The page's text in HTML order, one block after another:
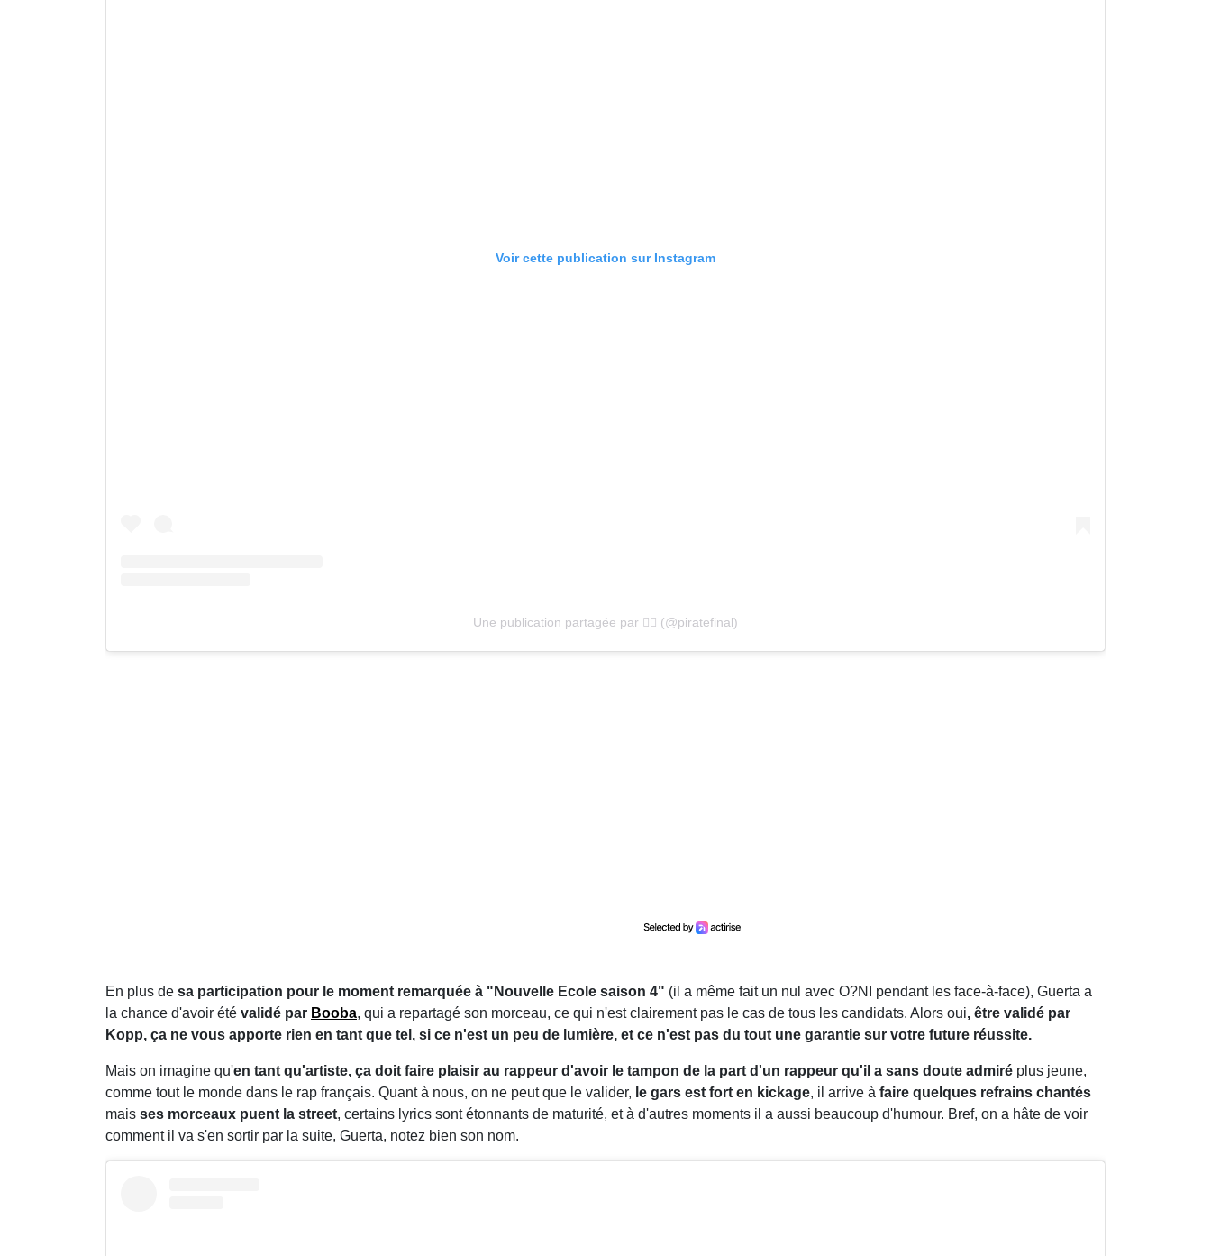
Voir cette publication sur Instagram
Une publication partagée par 🏴‍☠️ (@piratefinal)
En plus de sa participation pour le moment remarquée à "Nouvelle Ecole saison 4" (il a même fait un nul avec O?NI pendant les face-à-face), Guerta a
la chance d'avoir été validé par Booba, qui a repartagé son morceau, ce qui n'est clairement pas le cas de tous les candidats. Alors oui, être validé par
Kopp, ça ne vous apporte rien en tant que tel, si ce n'est un peu de lumière, et ce n'est pas du tout une garantie sur votre future réussite.
Mais on imagine qu'en tant qu'artiste, ça doit faire plaisir au rappeur d'avoir le tampon de la part d'un rappeur qu'il a sans doute admiré plus jeune,
comme tout le monde dans le rap français. Quant à nous, on ne peut que le valider, le gars est fort en kickage, il arrive à faire quelques refrains chantés
mais ses morceaux puent la street, certains lyrics sont étonnants de maturité, et à d'autres moments il a aussi beaucoup d'humour. Bref, on a hâte de voir
comment il va s'en sortir par la suite, Guerta, notez bien son nom.